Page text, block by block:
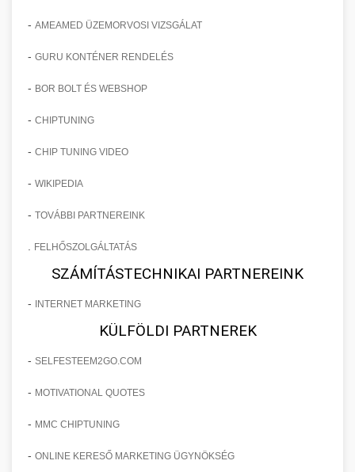
- AMEAMED ÜZEMORVOSI VIZSGÁLAT
- GURU KONTÉNER RENDELÉS
- BOR BOLT ÉS WEBSHOP
- CHIPTUNING
- CHIP TUNING VIDEO
- WIKIPEDIA
- TOVÁBBI PARTNEREINK
FELHŐSZOLGÁLTATÁS
SZÁMÍTÁSTECHNIKAI PARTNEREINK
- INTERNET MARKETING
KÜLFÖLDI PARTNEREK
- SELFESTEEM2GO.COM
- MOTIVATIONAL QUOTES
- MMC CHIPTUNING
- ONLINE KERESŐ MARKETING ÜGYNÖKSÉG